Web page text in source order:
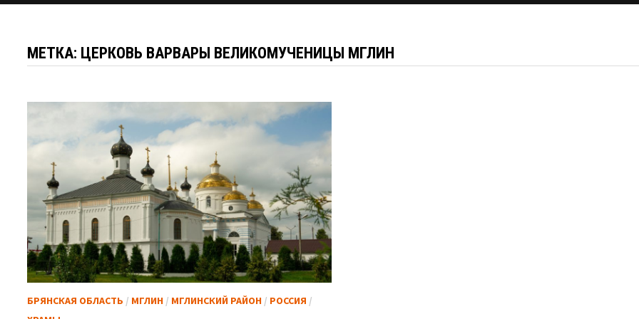
МЕТКА: ЦЕРКОВЬ ВАРВАРЫ ВЕЛИКОМУЧЕНИЦЫ МГЛИН
БРЯНСКАЯ ОБЛАСТЬ / МГЛИН / МГЛИНСКИЙ РАЙОН / РОССИЯ /